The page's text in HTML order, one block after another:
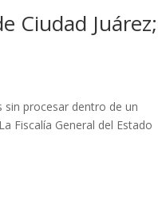
Ciudad Juárez;
procesar dentro de un
Fiscalía General del Estado